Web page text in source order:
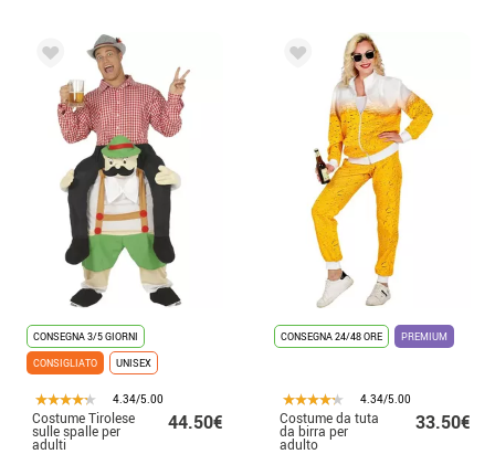
CONSEGNA 3/5 GIORNI
CONSIGLIATO
UNISEX
4.34/5.00
Costume Tirolese
sulle spalle per
adulti
44.50€
CONSEGNA 24/48 ORE PREMIUM
4.34/5.00
Costume da tuta
da birra per
adulto
33.50€